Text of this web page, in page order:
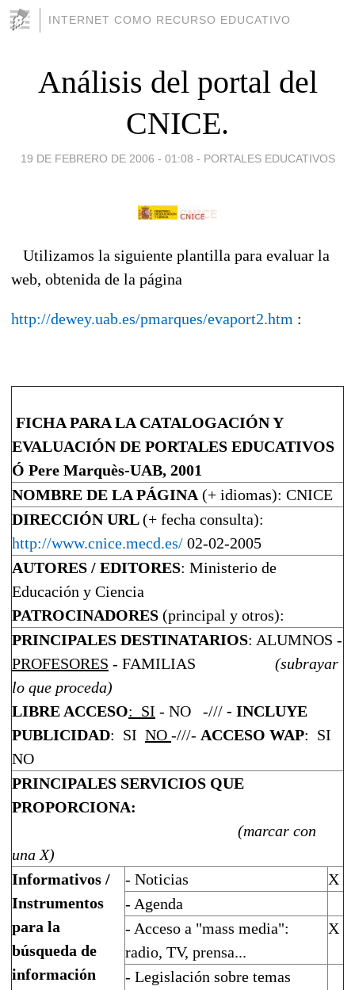
INTERNET COMO RECURSO EDUCATIVO
Análisis del portal del
CNICE.
19 DE FEBRERO DE 2006 - 01:08 - PORTALES EDUCATIVOS
Utilizamos la siguiente plantilla para evaluar la
web, obtenida de la página
http://dewey.uab.es/pmarques/evaport2.htm :
FICHA PARA LA CATALOGACIÓN Y
EVALUACIÓN DE PORTALES EDUCATIVOS
Ó Pere Marquès-UAB, 2001
NOMBRE DE LA PÁGINA (+ idiomas): CNICE
DIRECCIÓN URL(+ fecha consulta):
http://www.cnice.mecd.es/ 02-02-2005
AUTORES / EDITORES: Ministerio de
Educación y Ciencia
PATROCINADORES (principal y otros):
PRINCIPALES DESTINATARIOS: ALUMNOS -
PROFESORES - FAMILIAS (subrayar
lo que proceda)
LIBRE ACCESO: SI - NO -/// - INCLUYE
PUBLICIDAD: SI NO -///- ACCESO WAP: SI
NO
PRINCIPALES SERVICIOS QUE
PROPORCIONA:
(marcar con
una X)
Informativos /
Instrumentos
para la
búsqueda de
información
- Noticias
X
- Agenda
- Acceso a "mass media":
radio, TV, prensa...
X
- Legislación sobre temas